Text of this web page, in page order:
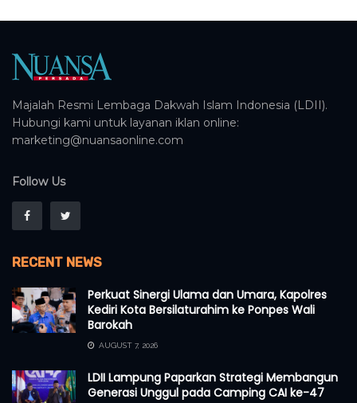
Majalah Resmi Lembaga Dakwah Islam Indonesia (LDII).
Hubungi kami untuk layanan iklan online:
marketing@nuansaonline.com
Follow Us
RECENT NEWS
Perkuat Sinergi Ulama dan Umara, Kapolres
Kediri Kota Bersilaturahim ke Ponpes Wali
Barokah
AUGUST 7, 2026
LDII Lampung Paparkan Strategi Membangun
Generasi Unggul pada Camping CAI ke-47